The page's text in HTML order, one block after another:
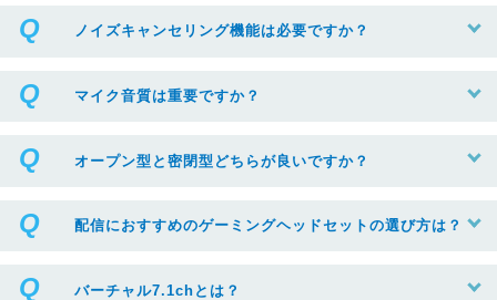
ノイズキャンセリング機能は必要ですか？
マイク音質は重要ですか？
オープン型と密閉型どちらが良いですか？
配信におすすめのゲーミングヘッドセットの選び方は？
バーチャル7.1chとは？